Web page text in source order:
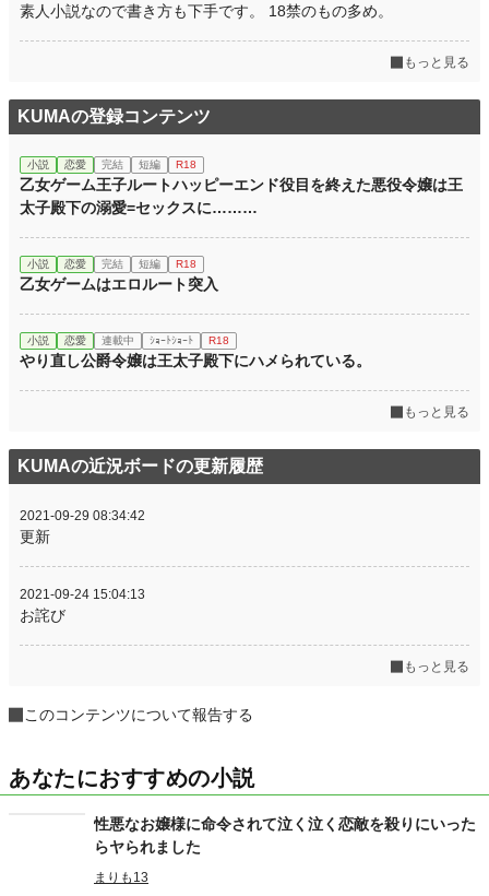
素人小説なので書き方も下手です。 18禁のもの多め。
もっと見る
KUMAの登録コンテンツ
小説 恋愛 完結 短編 R18
乙女ゲーム王子ルートハッピーエンド役目を終えた悪役令嬢は王
太子殿下の溺愛=セックスに………
小説 恋愛 完結 短編 R18
乙女ゲームはエロルート突入
小説 恋愛 連載中 ｼｮｰﾄｼｮｰﾄ R18
やり直し公爵令嬢は王太子殿下にハメられている。
もっと見る
KUMAの近況ボードの更新履歴
2021-09-29 08:34:42
更新
2021-09-24 15:04:13
お詫び
もっと見る
このコンテンツについて報告する
あなたにおすすめの小説
性悪なお嬢様に命令されて泣く泣く恋敵を殺りにいった
らヤられました
まりも13